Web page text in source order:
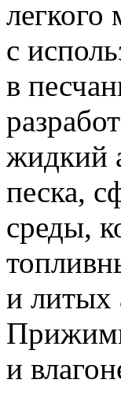
легкого
с
в
жидкий
песка,
среды,
и литых
и